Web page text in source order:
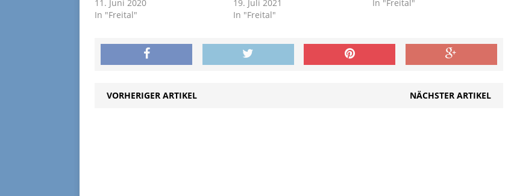
11. Juni 2020
In "Freital"
19. Juli 2021
In "Freital"
In "Freital"
VORHERIGER ARTIKEL NÄCHSTER ARTIKEL